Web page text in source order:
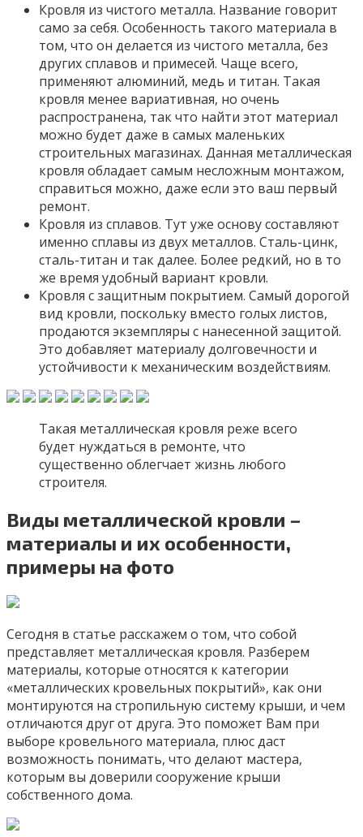
Кровля из чистого металла. Название говорит
само за себя. Особенность такого материала в
том, что он делается из чистого металла, без
других сплавов и примесей. Чаще всего,
применяют алюминий, медь и титан. Такая
кровля менее вариативная, но очень
распространена, так что найти этот материал
можно будет даже в самых маленьких
строительных магазинах. Данная металлическая
кровля обладает самым несложным монтажом,
справиться можно, даже если это ваш первый
ремонт.
Кровля из сплавов. Тут уже основу составляют
именно сплавы из двух металлов. Сталь-цинк,
сталь-титан и так далее. Более редкий, но в то
же время удобный вариант кровли.
Кровля с защитным покрытием. Самый дорогой
вид кровли, поскольку вместо голых листов,
продаются экземпляры с нанесенной защитой.
Это добавляет материалу долговечности и
устойчивости к механическим воздействиям.
Такая металлическая кровля реже всего
будет нуждаться в ремонте, что
существенно облегчает жизнь любого
строителя.
Виды металлической кровли –
материалы и их особенности,
примеры на фото
Сегодня в статье расскажем о том, что собой
представляет металлическая кровля. Разберем
материалы, которые относятся к категории
«металлических кровельных покрытий», как они
монтируются на стропильную систему крыши, и чем
отличаются друг от друга. Это поможет Вам при
выборе кровельного материала, плюс даст
возможность понимать, что делают мастера,
которым вы доверили сооружение крыши
собственного дома.